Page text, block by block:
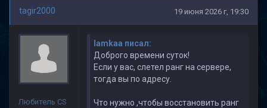
tagir2000 19 июня 2026 г, 19:30
Любитель CS
lamkaa писал:
Доброго времени суток!
Если у вас, слетел ранг на сервере,
тогда вы по адресу.
Что нужно ,чтобы восстановить ранг